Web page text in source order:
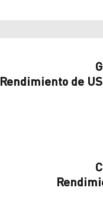
Rendimiento de